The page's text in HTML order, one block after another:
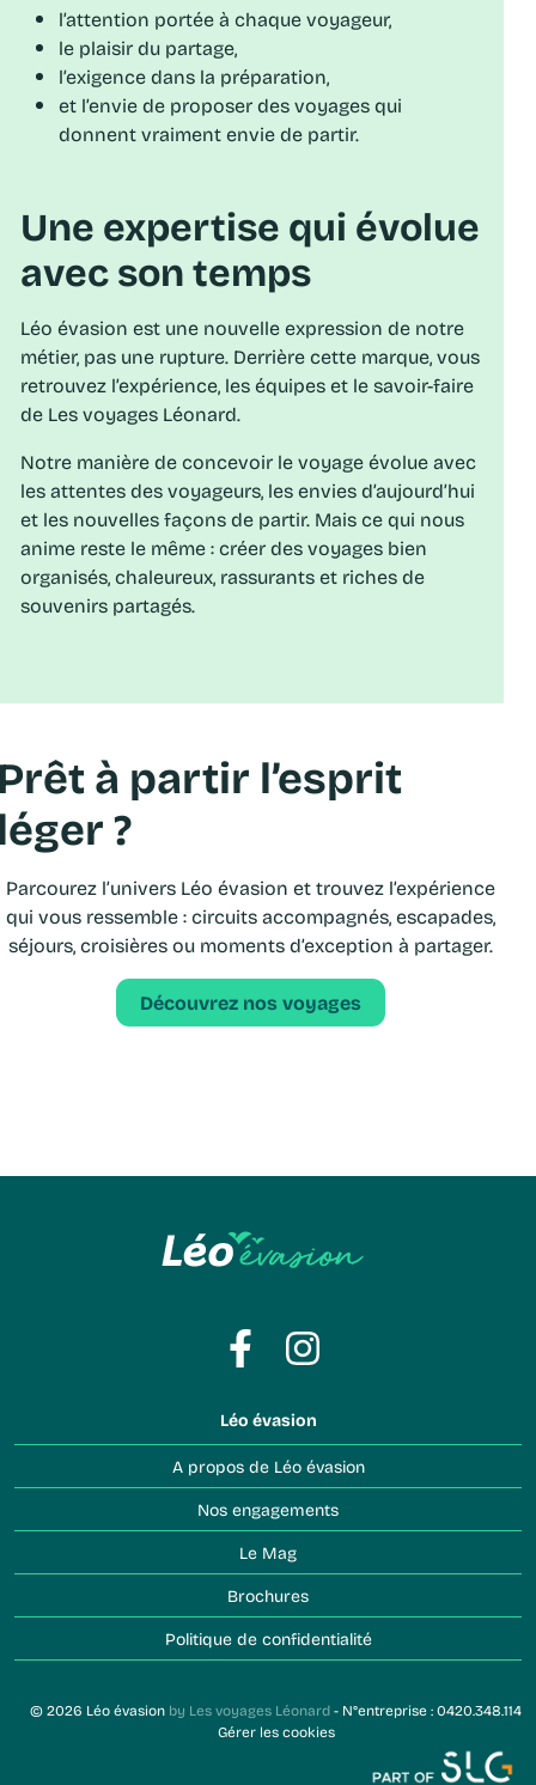
l’attention portée à chaque voyageur,
le plaisir du partage,
l’exigence dans la préparation,
et l’envie de proposer des voyages qui
donnent vraiment envie de partir.
Une expertise qui évolue
avec son temps
Léo évasion est une nouvelle expression de notre
métier, pas une rupture. Derrière cette marque, vous
retrouvez l’expérience, les équipes et le savoir-faire
de Les voyages Léonard.
Notre manière de concevoir le voyage évolue avec
les attentes des voyageurs, les envies d’aujourd’hui
et les nouvelles façons de partir. Mais ce qui nous
anime reste le même : créer des voyages bien
organisés, chaleureux, rassurants et riches de
souvenirs partagés.
à partir l’esprit
?
Parcourez l’univers Léo évasion et trouvez l’expérience
qui vous ressemble : circuits accompagnés, escapades,
séjours, croisières ou moments d’exception à partager.
Découvrez nos voyages
Léo évasion
A propos de Léo évasion
Nos engagements
Le Mag
Brochures
Politique de confidentialité
© 2026 Léo évasion by Les voyages Léonard- N°entreprise : 0420.348.114
Gérer les cookies